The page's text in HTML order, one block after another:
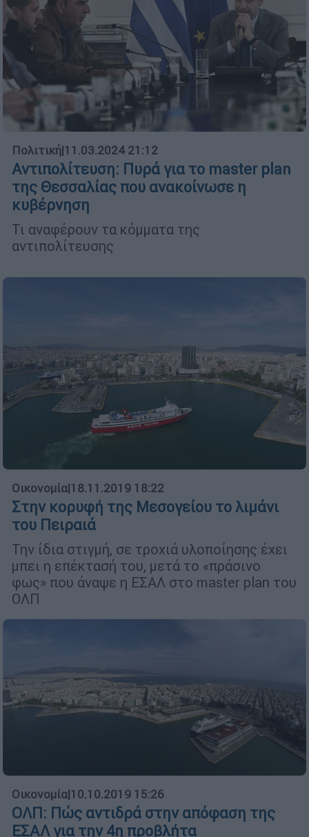
Πολιτική|11.03.2024 21:12
Αντιπολίτευση: Πυρά για το master plan
της Θεσσαλίας που ανακοίνωσε η
κυβέρνηση
Τι αναφέρουν τα κόμματα της
αντιπολίτευσης
Οικονομία|18.11.2019 18:22
Στην κορυφή της Μεσογείου το λιμάνι
του Πειραιά
Την ίδια στιγμή, σε τροχιά υλοποίησης έχει
μπει η επέκτασή του, μετά το «πράσινο
φως» που άναψε η ΕΣΑΛ στο master plan του
ΟΛΠ
Οικονομία|10.10.2019 15:26
ΟΛΠ: Πώς αντιδρά στην απόφαση της
ΕΣΑΛ για την 4η προβλήτα